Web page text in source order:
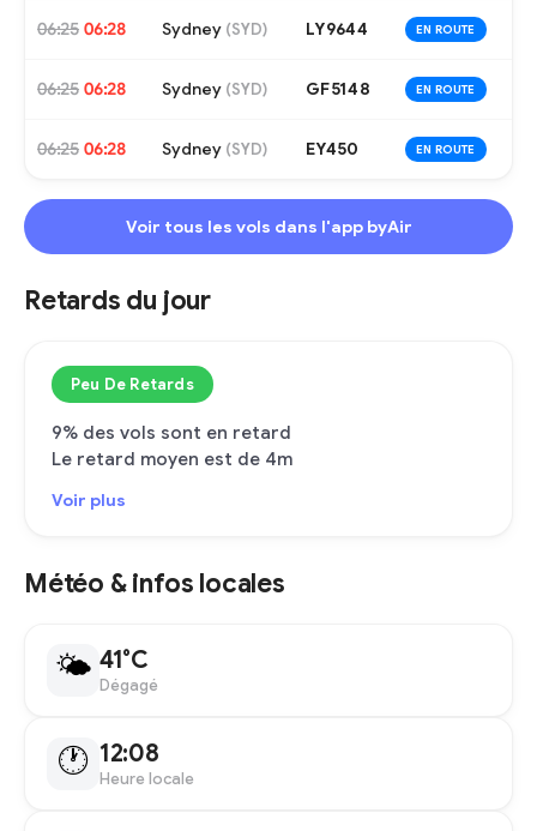
06:25 06:28 Sydney (SYD) LY9644 EN ROUTE
06:25 06:28 Sydney (SYD) GF5148 EN ROUTE
06:25 06:28 Sydney (SYD) EY450 EN ROUTE
Voir tous les vols dans l'app byAir
Retards du jour
Peu De Retards
9% des vols sont en retard
Le retard moyen est de 4m
Voir plus
Météo & infos locales
🌤 41°C
Dégagé
🕐 12:08
Heure locale